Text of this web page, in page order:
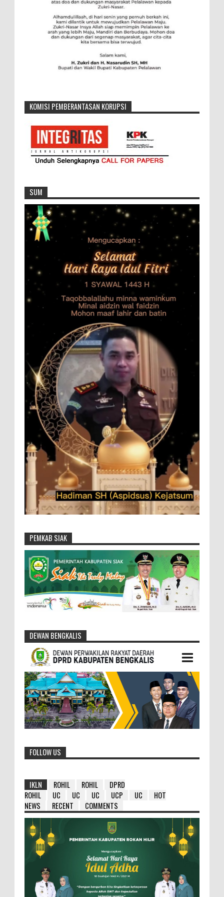
KOMISI PEMBERANTASAN KORUPSI
SUM
PEMKAB SIAK
DEWAN BENGKALIS
FOLLOW US
IKLN ROHIL ROHIL
DPRD
ROHIL
UC UC UC UCP UC
HOT
NEWS
RECENT COMMENTS